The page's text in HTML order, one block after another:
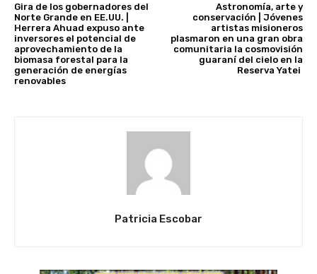
Gira de los gobernadores del
Norte Grande en EE.UU. |
Herrera Ahuad expuso ante
inversores el potencial de
aprovechamiento de la
biomasa forestal para la
generación de energías
renovables
Astronomía, arte y
conservación | Jóvenes
artistas misioneros
plasmaron en una gran obra
comunitaria la cosmovisión
guaraní del cielo en la
Reserva Yatei
Patricia Escobar